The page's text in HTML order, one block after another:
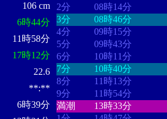
106 cm
6時44分
11時58分
17時12分
22.6
**:**
6時39分
2分
08時14分
3分
08時46分
4分
09時15分
5分
09時43分
6分
10時11分
7分
10時40分
8分
11時13分
9分
11時54分
満潮
13時33分